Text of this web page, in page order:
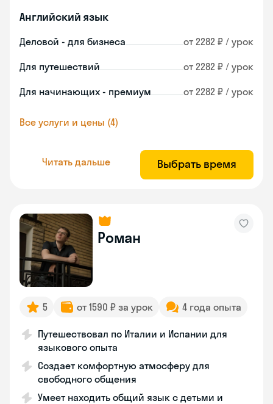
Английский язык
Деловой - для бизнеса от 2282 ₽ / урок
Для путешествий от 2282 ₽ / урок
Для начинающих - премиум от 2282 ₽ / урок
Все услуги и цены (4)
Читать дальше Выбрать время
Роман
5 от 1590 ₽ за урок 4 года опыта
Путешествовал по Италии и Испании для
языкового опыта
Создает комфортную атмосферу для
свободного общения
Умеет находить общий язык с детьми и